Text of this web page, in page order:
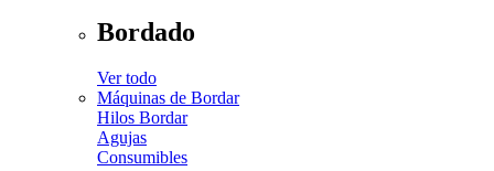
Bordado
Ver todo
Máquinas de Bordar
Hilos Bordar
Agujas
Consumibles